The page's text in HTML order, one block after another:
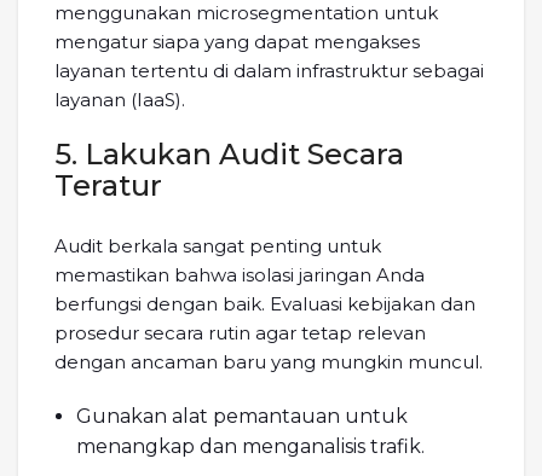
menggunakan microsegmentation untuk
mengatur siapa yang dapat mengakses
layanan tertentu di dalam infrastruktur sebagai
layanan (IaaS).
5. Lakukan Audit Secara
Teratur
Audit berkala sangat penting untuk
memastikan bahwa isolasi jaringan Anda
berfungsi dengan baik. Evaluasi kebijakan dan
prosedur secara rutin agar tetap relevan
dengan ancaman baru yang mungkin muncul.
Gunakan alat pemantauan untuk
menangkap dan menganalisis trafik.